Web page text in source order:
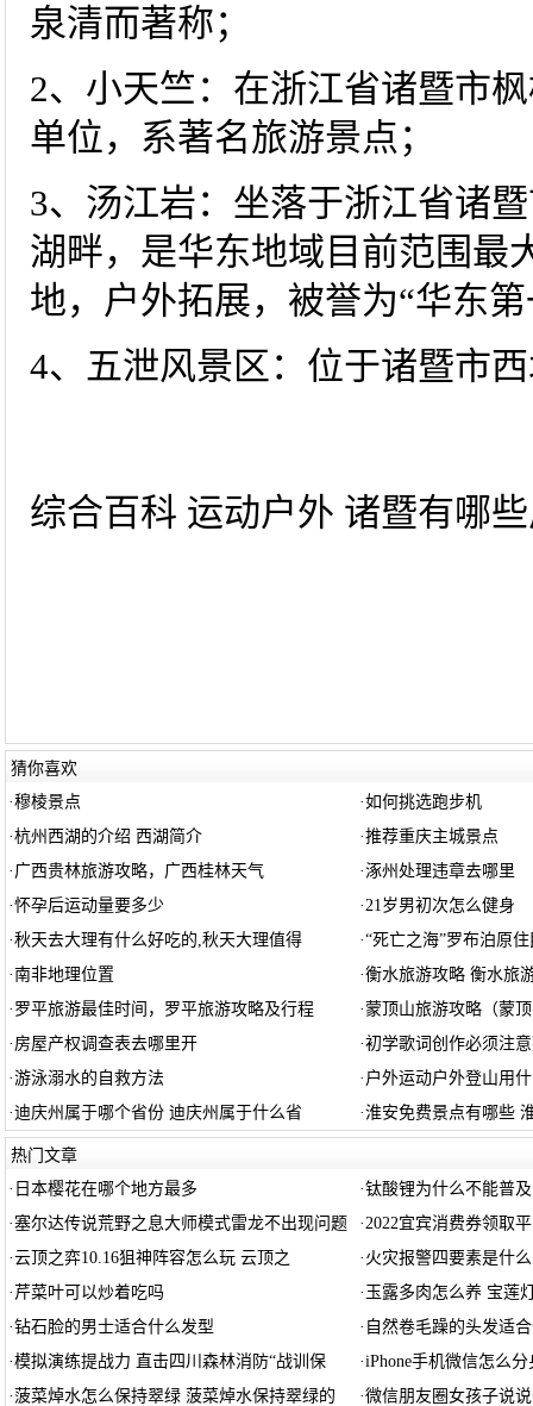
泉清而著称；
2、小天竺：在浙江省诸暨市
单位，系著名旅游景点；
3、汤江岩：坐落于浙江省诸
湖畔，是华东地域目前范围最
地，户外拓展，被誉为“华东
4、五泄风景区：位于诸暨市
综合百科 运动户外 诸暨有哪
猜你喜欢
·穆棱景点 ·如何挑选跑步机
·杭州西湖的介绍 西湖简介 ·推荐重庆主城景点
· 广西贵林旅游攻略，广西桂林天气 ·涿州处理违章去哪里
·怀孕后运动量要多少 ·21岁男初次怎么健身
·秋天去大理有什么好吃的,秋天大理值得 ·“死亡之海”罗布泊原
·南非地理位置 ·衡水旅游攻略 衡水旅
· 罗平旅游最佳时间，罗平旅游攻略及行程 · 蒙顶山旅游攻略（蒙
· 房屋产权调查表去哪里开 ·初学歌词创作必须注
·游泳溺水的自救方法 · 户外运动户外登山用
·迪庆州属于哪个省份 迪庆州属于什么省 ·淮安免费景点有哪些
热门文章
· 日本樱花在哪个地方最多 ·钛酸锂为什么不能普
·塞尔达传说荒野之息大师模式雷龙不出现问题 ·2022宜宾消费券领取
·云顶之弈10.16狙神阵容怎么玩 云顶之 · 火灾报警四要素是什
· 芹菜叶可以炒着吃吗 · 玉露多肉怎么养 宝莲
·钻石脸的男士适合什么发型 · 自然卷毛躁的头发适
·模拟演练提战力 直击四川森林消防“战训保 ·iPhone手机微信怎么
·菠菜焯水怎么保持翠绿 菠菜焯水保持翠绿的 ·微信朋友圈女孩子说